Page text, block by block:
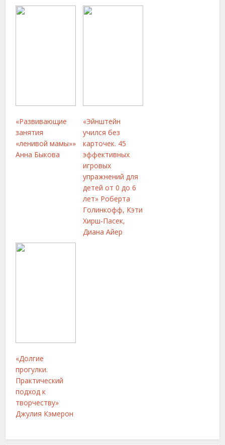
«Развивающие
занятия
«ленивой мамы»»
Анна Быкова
«Эйнштейн
учился без
карточек. 45
эффективных
игровых
упражнений для
детей от 0 до 6
лет» Роберта
Голинкофф, Кэти
Хирш-Пасек,
Диана Айер
«Долгие
прогулки.
Практический
подход к
творчеству»
Джулия Кэмерон